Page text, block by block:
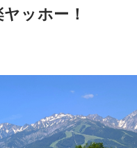
ギューンブルブルブル
軍のP51・ムスタング
のです。数分前まで、
、あちこちからうめき声
て、一面、血の海と化
な天狗の像がある高尾
は一気に山深くなり、
トンネル」といいま
天に恵まれた日曜日で
襲で大きな被害を受け、
ッホー！